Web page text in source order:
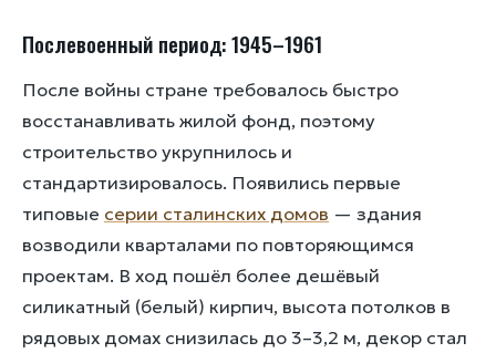
Послевоенный период: 1945–1961
После войны стране требовалось быстро
восстанавливать жилой фонд, поэтому
строительство укрупнилось и
стандартизировалось. Появились первые
типовые серии сталинских домов — здания
возводили кварталами по повторяющимся
проектам. В ход пошёл более дешёвый
силикатный (белый) кирпич, высота потолков в
рядовых домах снизилась до 3–3,2 м, декор стал